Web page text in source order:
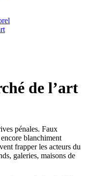
de l’art
pénales. Faux
blanchiment
frapper les acteurs du
galeries, maisons de